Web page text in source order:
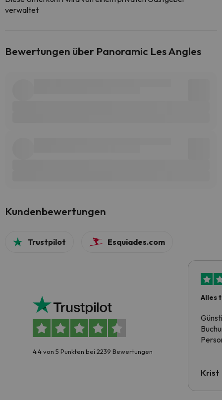
verwaltet
Bewertungen über Panoramic Les Angles
Kundenbewertungen
Trustpilot Esquiades.com
4.4 von 5 Punkten bei 2239 Bewertungen
Alles
Krist